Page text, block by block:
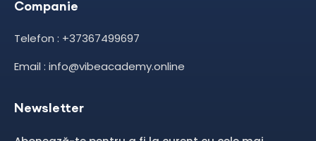
Companie
Telefon : +37367499697
Email : info@vibeacademy.online
Newsletter